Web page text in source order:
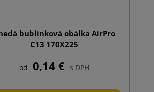
bublinková obálka AirPro
C13 170X225
od 0,14 € s DPH